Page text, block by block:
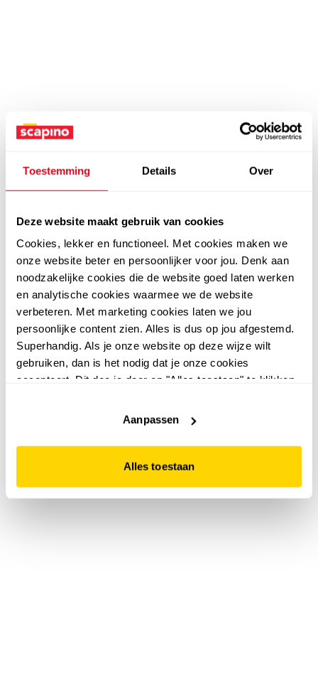
Toestemming Details Over
Deze website maakt gebruik van cookies
Cookies, lekker en functioneel. Met cookies maken we
onze website beter en persoonlijker voor jou. Denk aan
noodzakelijke cookies die de website goed laten werken
en analytische cookies waarmee we de website
verbeteren. Met marketing cookies laten we jou
persoonlijke content zien. Alles is dus op jou afgestemd.
Superhandig. Als je onze website op deze wijze wilt
gebruiken, dan is het nodig dat je onze cookies
accepteert. Dit doe je door op "Alles toestaan" te klikken.
website niet optimaal functioneert.
Aanpassen
Alles toestaan